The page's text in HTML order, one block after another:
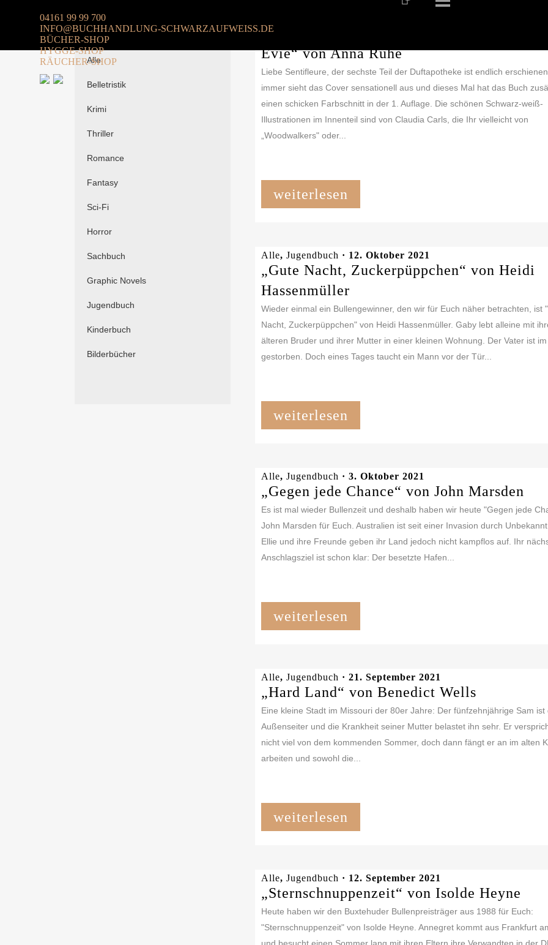
04161 99 99 700
INFO@BUCHHANDLUNG-SCHWARZAUFWEISS.DE
BÜCHER-SHOP
HYGGE-SHOP
RÄUCHER-SHOP
Alle
Belletristik
Krimi
Thriller
Romance
Fantasy
Sci-Fi
Horror
Sachbuch
Graphic Novels
Jugendbuch
Kinderbuch
Bilderbücher
„Die Duftapotheke (6) Das Vermächtnis der
Evie“ von Anna Ruhe
Liebe Sentifleure, der sechste Teil der Duftapotheke ist endlich
immer sieht das Cover sensationell aus und dieses Mal hat das Buch
einen schicken Farbschnitt in der 1. Auflage. Die schönen Schwarz-weiß-
Illustrationen im Innenteil sind von Claudia Carls, die Ihr vielleicht von
„Woodwalkers" oder...
weiterlesen
Alle, Jugendbuch · 12. Oktober 2021
„Gute Nacht, Zuckerpüppchen“ von Heidi
Hassenmüller
Wieder einmal ein Bullengewinner, den wir für Euch näher betrachten, ist
Nacht, Zuckerpüppchen" von Heidi Hassenmüller. Gaby lebt alleine mit
älteren Bruder und ihrer Mutter in einer kleinen Wohnung. Der Vater ist im
gestorben. Doch eines Tages taucht ein Mann vor der Tür...
weiterlesen
Alle, Jugendbuch · 3. Oktober 2021
„Gegen jede Chance“ von John Marsden
Es ist mal wieder Bullenzeit und deshalb haben wir heute "Gegen jede
John Marsden für Euch. Australien ist seit einer Invasion durch Unbekannt
Ellie und ihre Freunde geben ihr Land jedoch nicht kampflos auf. Ihr
Anschlagsziel ist schon klar: Der besetzte Hafen...
weiterlesen
Alle, Jugendbuch · 21. September 2021
„Hard Land“ von Benedict Wells
Eine kleine Stadt im Missouri der 80er Jahre: Der fünfzehnjährige Sam ist
Außenseiter und die Krankheit seiner Mutter belastet ihn sehr. Er
nicht viel von dem kommenden Sommer, doch dann fängt er an im alten
arbeiten und sowohl die...
weiterlesen
Alle, Jugendbuch · 12. September 2021
„Sternschnuppenzeit“ von Isolde Heyne
Heute haben wir den Buxtehuder Bullenpreisträger aus 1988 für Euch:
"Sternschnuppenzeit" von Isolde Heyne. Annegret kommt aus Frankfurt